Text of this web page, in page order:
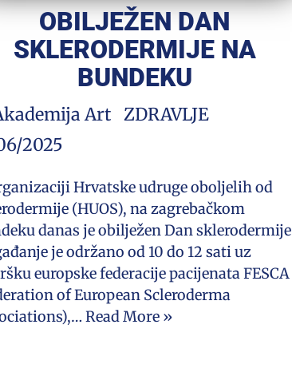
OBILJEŽEN DAN
SKLERODERMIJE NA
BUNDEKU
Art ZDRAVLJE
2025
Hrvatske udruge oboljelih od
(HUOS), na zagrebačkom
danas je obilježen Dan sklerodermije
je održano od 10 do 12 sati uz
europske federacije pacijenata FESCA
of European Scleroderma
Read More »